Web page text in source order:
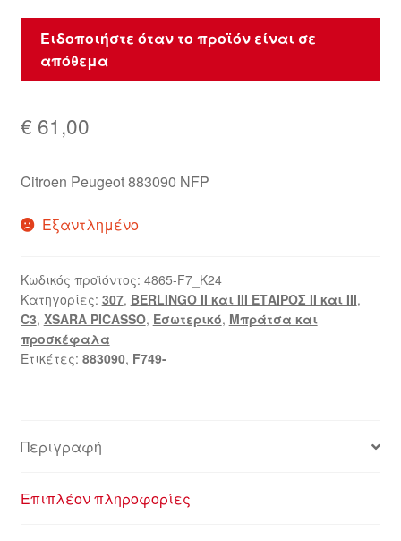
Ειδοποιήστε όταν το προϊόν είναι σε
απόθεμα
€ 61,00
Citroen Peugeot 883090 NFP
Εξαντλημένο
Κωδικός προϊόντος: 4865-F7_K24
Κατηγορίες: 307, BERLINGO II και III ΕΤΑΙΡΟΣ II και III,
C3, XSARA PICASSO, Εσωτερικό, Μπράτσα και
προσκέφαλα
Ετικέτες: 883090, F749-
Περιγραφή
Επιπλέον πληροφορίες